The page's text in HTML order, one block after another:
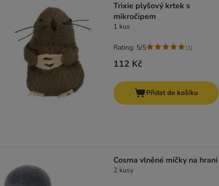
Trixie plyšový krtek s
mikročipem
1 kus
112 Kč
Rating: 5/5 (1)
Přidat do košíku
Cosma vlněné míčky na hraní
2 kusy